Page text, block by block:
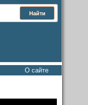
О сайте